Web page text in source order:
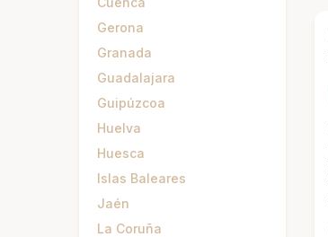
Gerona
Granada
Guadalajara
Guipúzcoa
Huelva
Huesca
Islas Baleares
Jaén
La Coruña